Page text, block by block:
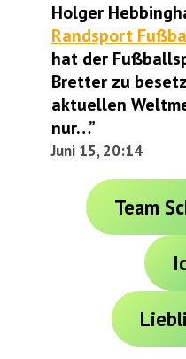
Holger
Randsport
hat der
Bretter zu
aktuellen
nur…”
Juni 15, 20:14
Team